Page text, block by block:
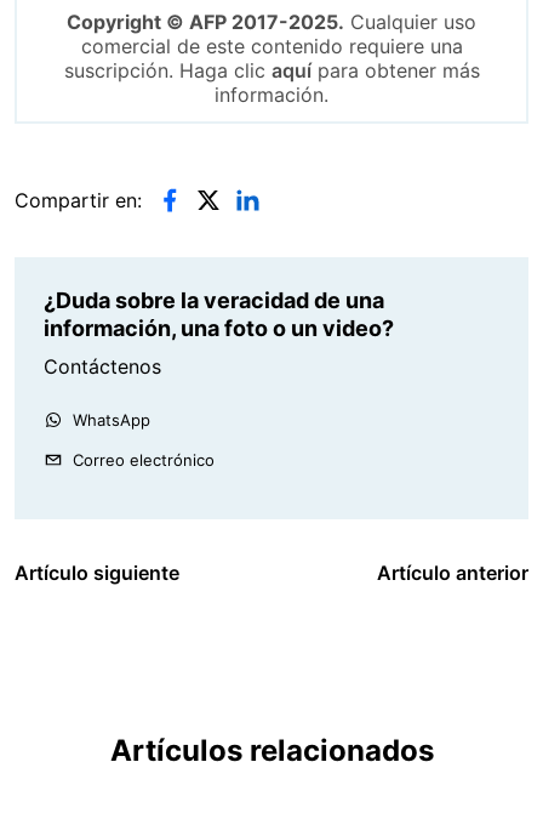
Copyright © AFP 2017-2025. Cualquier uso
comercial de este contenido requiere una
suscripción. Haga clic aquípara obtener más
información.
Compartir en:
¿Duda sobre la veracidad de una
información, una foto o un video?
Contáctenos
WhatsApp
Correo electrónico
Artículo siguiente Artículo anterior
Artículos relacionados